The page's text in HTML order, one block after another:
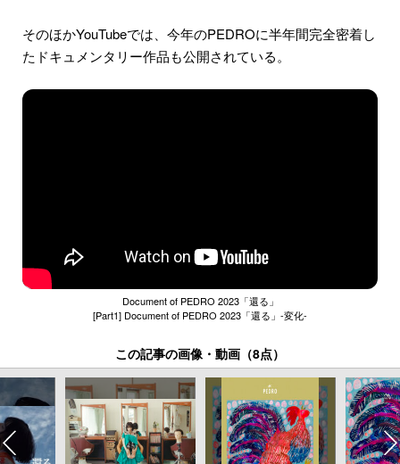
そのほかYouTubeでは、今年のPEDROに半年間完全密着し
たドキュメンタリー作品も公開されている。
Document of PEDRO 2023「還る」
[Part1] Document of PEDRO 2023「還る」-変化-
この記事の画像・動画（8点）